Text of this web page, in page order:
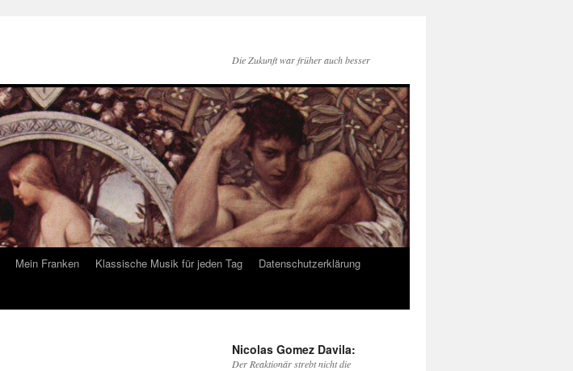
Die Zukunft war früher auch besser
Mein Franken Klassische Musik für jeden Tag
Datenschutzerklärung
Nicolas Gomez Davila:
Der Reaktionär strebt nicht die